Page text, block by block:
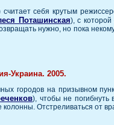
считает себя крутым
Поташинская), с
нужно, но пока
Украина. 2005.
городов на призывном
), чтобы не погибнуть
Отстреливаться от